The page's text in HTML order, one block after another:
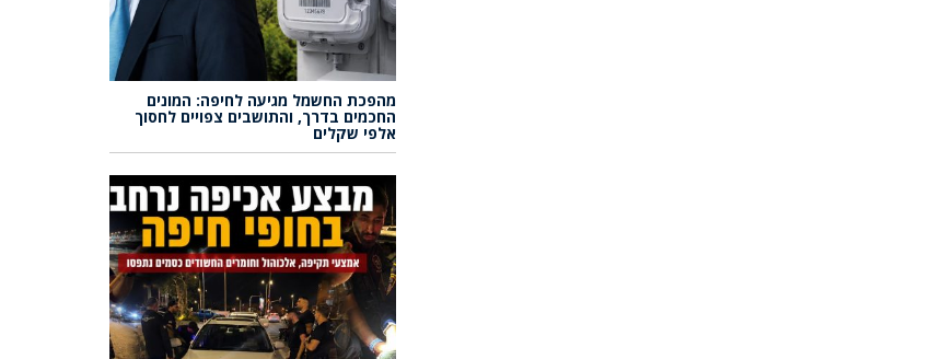
מהפכת החשמל מגיעה לחיפה: המונים
החכמים בדרך, והתושבים צפויים לחסוך
אלפי שקלים